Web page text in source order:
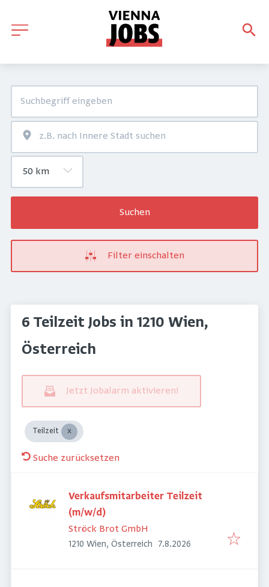
Suchen
Filter einschalten
6 Teilzeit Jobs in 1210 Wien,
Österreich
Jetzt Jobalarm aktivieren!
Teilzeit
Suche zurücksetzen
Verkaufsmitarbeiter Teilzeit
(m/w/d)
Ströck Brot GmbH
1210 Wien, Österreich Veröffentlicht
7.8.2026